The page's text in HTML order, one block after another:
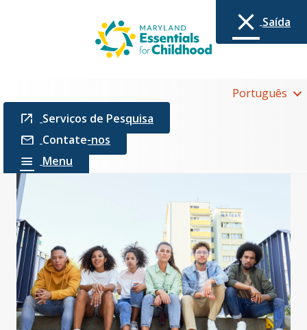
Português
Serviços de Pesquisa
Contate-nos
Menu
Saída